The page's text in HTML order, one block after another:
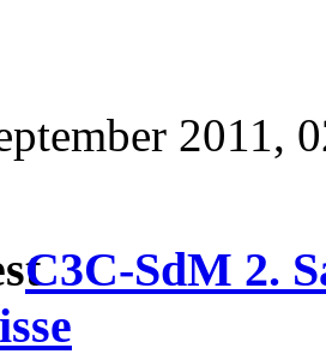
2011,
C3C-SdM 2.